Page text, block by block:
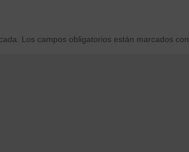
Los campos obligatorios están marcados con